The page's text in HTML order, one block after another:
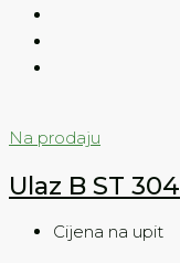
Na prodaju
Ulaz B ST 304
Cijena na upit